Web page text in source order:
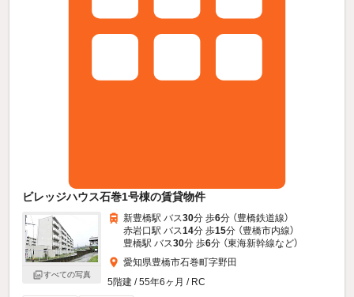
ビレッジハウス石巻1号棟の賃貸物件
すべての写真
新豊橋駅 バス30分 歩6分 （豊橋鉄道線）
赤岩口駅 バス14分 歩15分 （豊橋市内線）
豊橋駅 バス30分 歩6分 （東海新幹線など）
愛知県豊橋市石巻町字野田
5階建 / 55年6ヶ月 / RC